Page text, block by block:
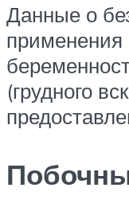
Данные о
применения
(грудного